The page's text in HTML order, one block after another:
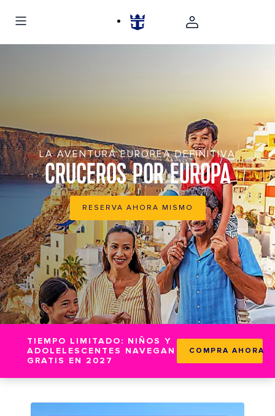
LA AVENTURA EUROPEA DEFINITIVA
CRUCEROS POR EUROPA
RESERVA AHORA MISMO
TIEMPO LIMITADO: NIÑOS Y
ADOLELESCENTES NAVEGAN
GRATIS EN 2027
COMPRA AHORA